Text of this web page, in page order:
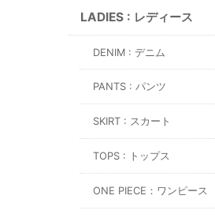
LADIES : レディース
DENIM : デニム
PANTS : パンツ
SKIRT : スカート
TOPS : トップス
ONE PIECE：ワンピース